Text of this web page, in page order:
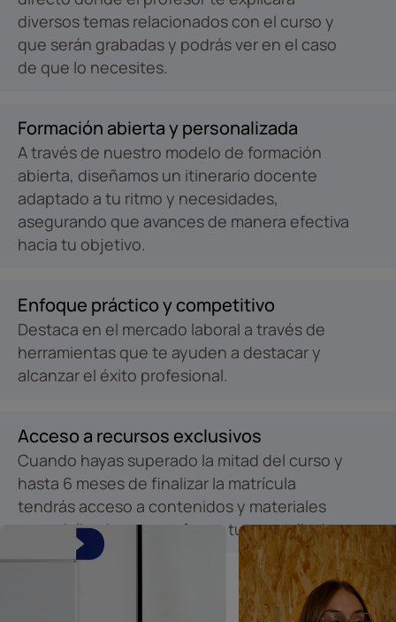
diversos temas relacionados con el curso y
que serán grabadas y podrás ver en el caso
de que lo necesites.
Formación abierta y personalizada
A través de nuestro modelo de formación
abierta, diseñamos un itinerario docente
adaptado a tu ritmo y necesidades,
asegurando que avances de manera efectiva
hacia tu objetivo.
Enfoque práctico y competitivo
Destaca en el mercado laboral a través de
herramientas que te ayuden a destacar y
alcanzar el éxito profesional.
Acceso a recursos exclusivos
Cuando hayas superado la mitad del curso y
hasta 6 meses de finalizar la matrícula
tendrás acceso a contenidos y materiales
especializados para reforzar tu aprendizaje.